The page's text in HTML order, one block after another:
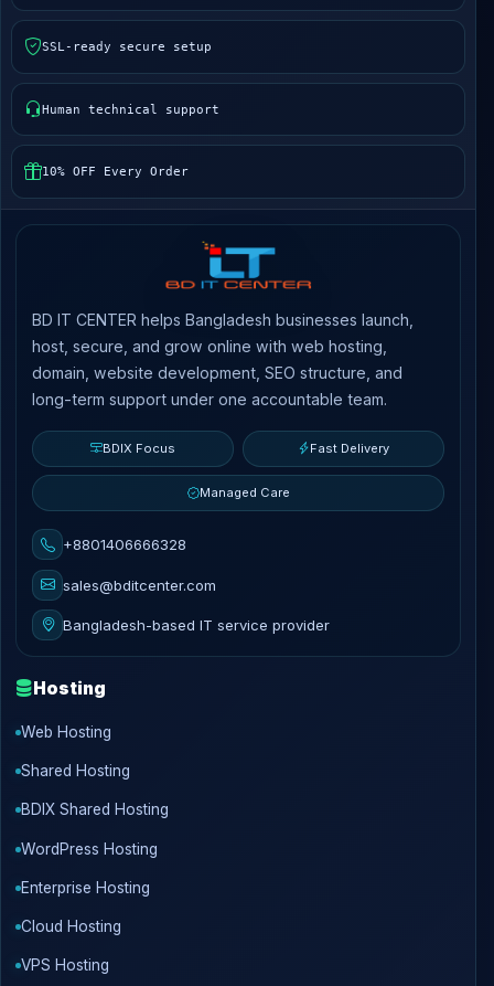
SSL-ready secure setup
Human technical support
10% OFF Every Order
BD IT CENTER helps Bangladesh businesses launch,
host, secure, and grow online with web hosting,
domain, website development, SEO structure, and
long-term support under one accountable team.
BDIX Focus Fast Delivery
Managed Care
+8801406666328
sales@bditcenter.com
Bangladesh-based IT service provider
Hosting
Web Hosting
Shared Hosting
BDIX Shared Hosting
WordPress Hosting
Enterprise Hosting
Cloud Hosting
VPS Hosting